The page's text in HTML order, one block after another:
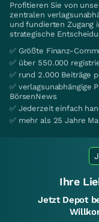
Profitieren Sie von
zentralen
und fundierten Zugang
strategische
✅ Größte Finanz-
✅ über 550.000
✅ rund 2.000 Beiträge
✅ verlagsunabhängige
BörsenNews
✅ Jederzeit einfach
✅ mehr als 25 Jahre
Ihre
Jetzt Depot